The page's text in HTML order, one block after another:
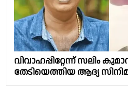
വിവാഹപ്പിറ്റേന്ന് സലിം
തേടിയെത്തിയ ആദ്യ